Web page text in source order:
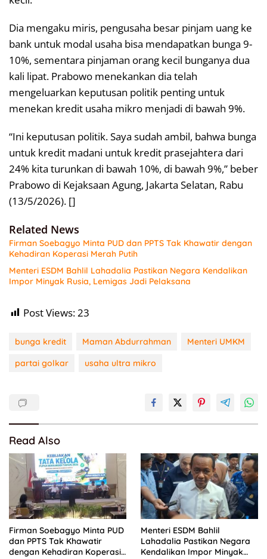
Dia mengaku miris, pengusaha besar pinjam uang ke
bank untuk modal usaha bisa mendapatkan bunga 9-
10%, sementara pinjaman orang kecil bunganya dua
kali lipat. Prabowo menekankan dia telah
mengeluarkan keputusan politik penting untuk
menekan kredit usaha mikro menjadi di bawah 9%.
“Ini keputusan politik. Saya sudah ambil, bahwa bunga
untuk kredit madani untuk kredit prasejahtera dari
24% kita turunkan di bawah 10%, di bawah 9%,” beber
Prabowo di Kejaksaan Agung, Jakarta Selatan, Rabu
(13/5/2026). []
Related News
Firman Soebagyo Minta PUD dan PPTS Tak Khawatir dengan
Kehadiran Koperasi Merah Putih
Menteri ESDM Bahlil Lahadalia Pastikan Negara Kendalikan
Impor Minyak Rusia, Lemigas Jadi Pelaksana
Post Views:23
bunga kredit Maman Abdurrahman
Menteri UMKM
partai golkar
usaha ultra mikro
Read Also
Firman Soebagyo Minta PUD
dan PPTS Tak Khawatir
dengan Kehadiran Koperasi
Menteri ESDM Bahlil
Lahadalia Pastikan Negara
Kendalikan Impor Minyak